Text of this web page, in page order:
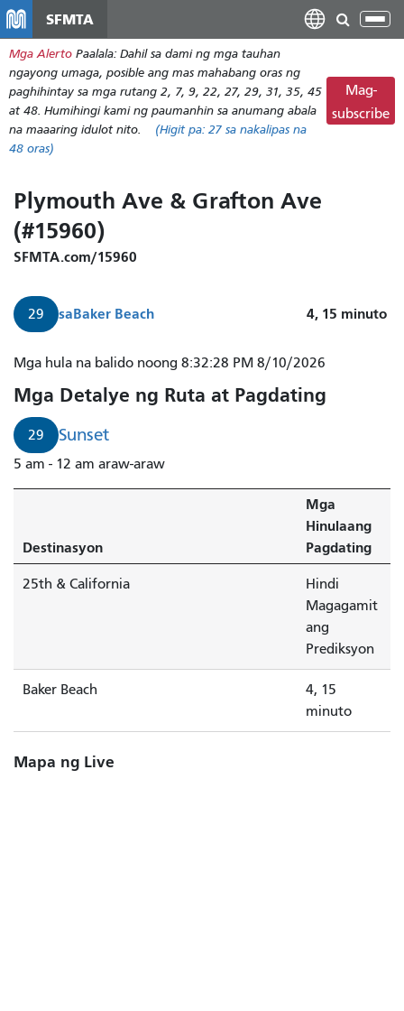
pangunahing
nilalaman
SFMTA
I-
ang
Mga Alerto Paalala: Dahil sa dami ng mga tauhan
ngayong umaga, posible ang mas mahabang oras ng
paghihintay sa mga rutang 2, 7, 9, 22, 27, 29, 31, 35, 45
at 48. Humihingi kami ng paumanhin sa anumang abala
na maaaring idulot nito.
(Higit pa: 27 sa nakalipas na
48 oras)
Mag-
subscribe
Plymouth Ave & Grafton Ave
(#15960)
SFMTA.com/15960
29 saBaker Beach 4, 15 minuto
Darating
paglubog
ng
araw
sa
loob
na
minuto.
Mga hula na balido noong 8:32:28 PM 8/10/2026
Mga Detalye ng Ruta at Pagdating
29 Sunset
5 am - 12 am araw-araw
Destinasyon
Mga
Hinulaang
Pagdating
25th & California
Hindi
Magagamit
ang
Prediksyon
Baker Beach
4, 15
minuto
Mapa ng Live